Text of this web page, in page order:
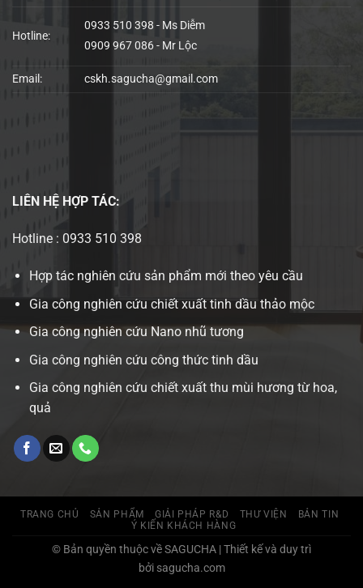
Hotline:
0933 510 398 - Ms Diễm
0909 967 086 - Mr Lộc
Email: cskh.sagucha@gmail.com
LIÊN HỆ HỢP TÁC:
Hotline : 0933 510 398
Hợp tác nghiên cứu sản phẩm mới theo yêu cầu
Gia công nghiên cứu chiết xuất tinh dầu thảo mộc
Gia công nghiên cứu Nano nhũ tương
Gia công nghiên cứu công thức tinh dầu
Gia công nghiên cứu chiết xuất thu mùi hương từ hoa,
quả
TRANG CHỦ SẢN PHẨM GIẢI PHÁP R&D THƯ VIỆN
BẢN TIN
Ý KIẾN KHÁCH HÀNG
© Bản quyền thuộc về SAGUCHA | Thiết kế và duy trì
bởi sagucha.com